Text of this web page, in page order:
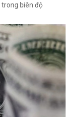
trong biên độ